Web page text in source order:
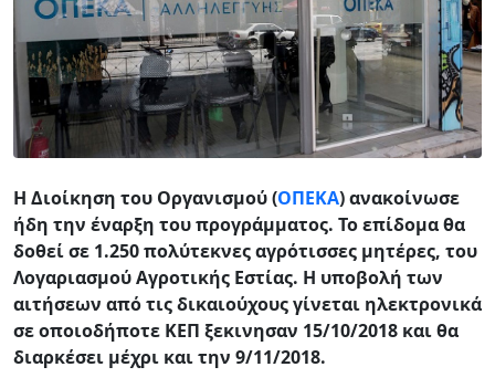
Η Διοίκηση του Οργανισμού (ΟΠΕΚΑ) ανακοίνωσε
ήδη την έναρξη του προγράμματος. Το επίδομα θα
δοθεί σε 1.250 πολύτεκνες αγρότισσες μητέρες, του
Λογαριασμού Αγροτικής Εστίας. Η υποβολή των
αιτήσεων από τις δικαιούχους γίνεται ηλεκτρονικά
σε οποιοδήποτε ΚΕΠ ξεκινησαν 15/10/2018 και θα
διαρκέσει μέχρι και την 9/11/2018.